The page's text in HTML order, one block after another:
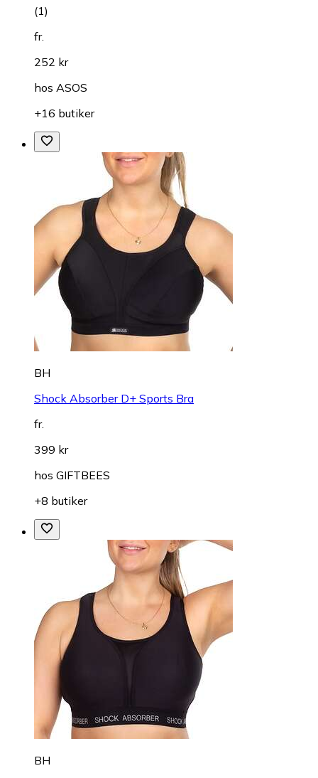
(1)
fr.
252 kr
hos ASOS
+16 butiker
BH
Shock Absorber D+ Sports Bra
fr.
399 kr
hos GIFTBEES
+8 butiker
BH